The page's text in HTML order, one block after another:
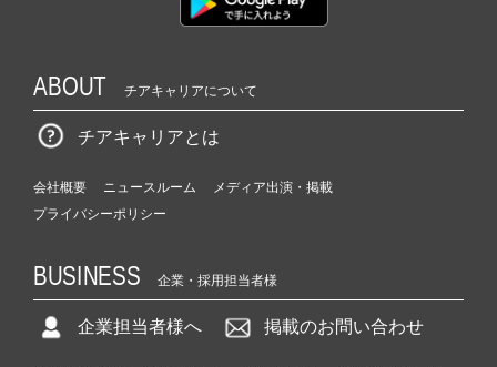
ABOUT チアキャリアについて
チアキャリアとは
会社概要 ニュースルーム
メディア出演・掲載
プライバシーポリシー
BUSINESS 企業・採用担当者様
企業担当者様へ 掲載のお問い合わせ